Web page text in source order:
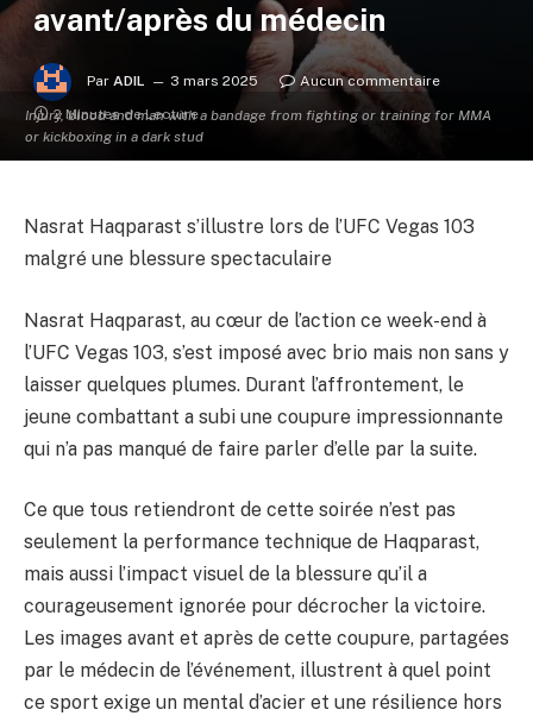
Injury, blood and man with a bandage from fighting or training for MMA
or kickboxing in a dark stud
avant/après du médecin
Par ADIL 3 mars 2025
Aucun commentaire
2 Minutes de Lecture
Nasrat Haqparast s’illustre lors de l’UFC Vegas 103
malgré une blessure spectaculaire
Nasrat Haqparast, au cœur de l’action ce week-end à
l’UFC Vegas 103, s’est imposé avec brio mais non sans y
laisser quelques plumes. Durant l’affrontement, le
jeune combattant a subi une coupure impressionnante
qui n’a pas manqué de faire parler d’elle par la suite.
Ce que tous retiendront de cette soirée n’est pas
seulement la performance technique de Haqparast,
mais aussi l’impact visuel de la blessure qu’il a
courageusement ignorée pour décrocher la victoire.
Les images avant et après de cette coupure, partagées
par le médecin de l’événement, illustrent à quel point
ce sport exige un mental d’acier et une résilience hors